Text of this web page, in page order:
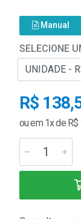
Manual
SELECIONE
R$
ou em 1x de R$